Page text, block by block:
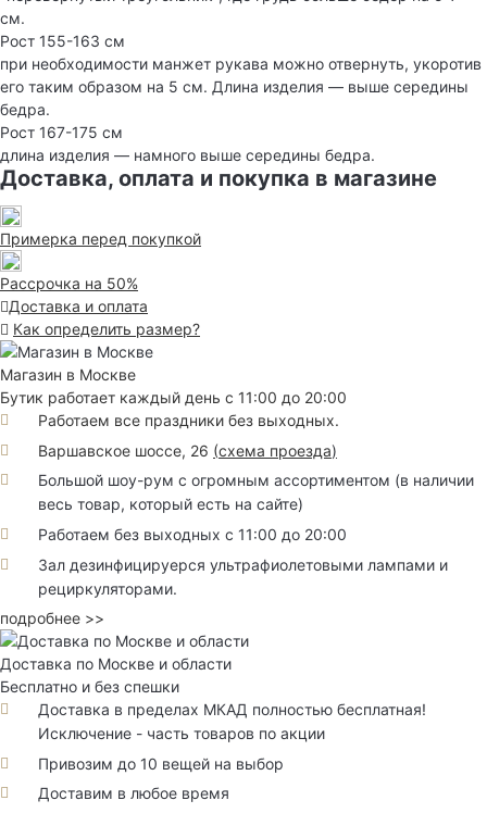
см.
Рост 155-163 см
при необходимости манжет рукава можно отвернуть, укоротив
его таким образом на 5 см. Длина изделия — выше середины
бедра.
Рост 167-175 см
длина изделия — намного выше середины бедра.
Доставка, оплата и покупка в магазине
Примерка перед покупкой
Рассрочка на 50%
Доставка и оплата
Как определить размер?
Магазин в Москве
Бутик работает каждый день с 11:00 до 20:00
Работаем все праздники без выходных.
Варшавское шоссе, 26 (схема проезда)
Большой шоу-рум с огромным ассортиментом (в наличии
весь товар, который есть на сайте)
Работаем без выходных с 11:00 до 20:00
Зал дезинфицируерся ультрафиолетовыми лампами и
рециркуляторами.
подробнее >>
Доставка по Москве и области
Бесплатно и без спешки
Доставка в пределах МКАД полностью бесплатная!
Исключение - часть товаров по акции
Привозим до 10 вещей на выбор
Доставим в любое время